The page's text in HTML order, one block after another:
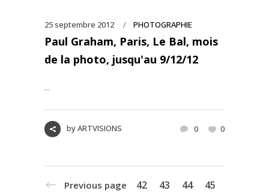
25 septembre 2012 PHOTOGRAPHIE
Paul Graham, Paris, Le Bal, mois
de la photo, jusqu'au 9/12/12
...
byARTVISIONS 0 0
Previous page 42 43 44
45